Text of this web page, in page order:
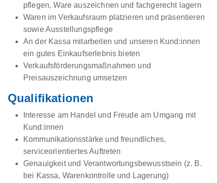
pflegen, Ware auszeichnen und fachgerecht lagern
Waren im Verkaufsraum platzieren und präsentieren
sowie Ausstellungspflege
An der Kassa mitarbeiten und unseren Kund:innen
ein gutes Einkaufserlebnis bieten
Verkaufsförderungsmaßnahmen und
Preisauszeichnung umsetzen
Qualifikationen
Interesse am Handel und Freude am Umgang mit
Kund:innen
Kommunikationsstärke und freundliches,
serviceorientiertes Auftreten
Genauigkeit und Verantwortungsbewusstsein (z. B.
bei Kassa, Warenkontrolle und Lagerung)